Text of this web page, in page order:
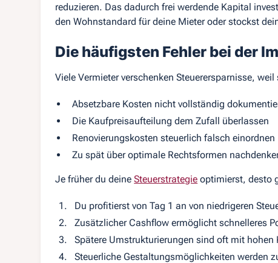
reduzieren. Das dadurch frei werdende Kapital
den Wohnstandard für deine Mieter oder stockst
Die häufigsten Fehler bei der
Viele Vermieter verschenken Steuerersparnisse, weil
Absetzbare Kosten nicht vollständig
Die Kaufpreisaufteilung dem Zufall überlassen
Renovierungskosten steuerlich falsch einordnen
Zu spät über optimale Rechtsformen
Je früher du deineSteuerstrategie optimierst, desto
Du profitierst von Tag 1 an von niedrigeren
Zusätzlicher Cashflow ermöglicht schnelleres
Spätere Umstrukturierungen sind oft mit hohen
Steuerliche Gestaltungsmöglichkeiten werden